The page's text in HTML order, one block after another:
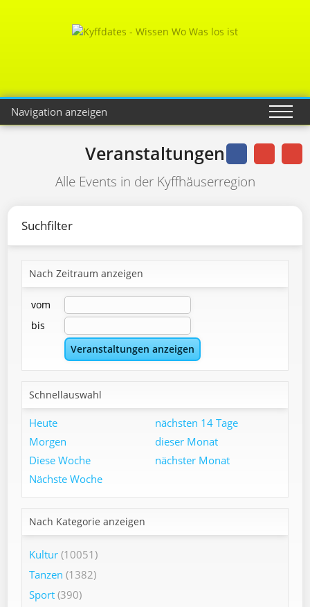
Navigation anzeigen
Veranstaltungen
Alle Events in der Kyffhäuserregion
Suchfilter
Nach Zeitraum anzeigen
vom
bis
Schnellauswahl
Heute
Morgen
Diese Woche
Nächste Woche
nächsten 14 Tage
dieser Monat
nächster Monat
Nach Kategorie anzeigen
Kultur (10051)
Tanzen (1382)
Sport (390)